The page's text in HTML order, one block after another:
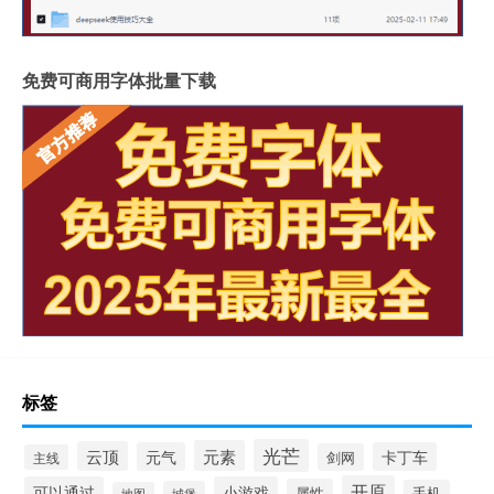
免费可商用字体批量下载
标签
主线 云顶 元气 元素 光芒 剑网 卡丁车